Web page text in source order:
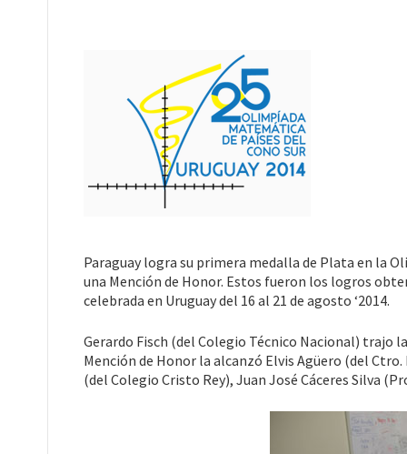
Paraguay logra su primera medalla de Plata en la
una Mención de Honor. Estos fueron los logros
celebrada en Uruguay del 16 al 21 de agosto ‘2014.
Gerardo Fisch (del Colegio Técnico Nacional) trajo
Mención de Honor la alcanzó Elvis Agüero (del
(del Colegio Cristo Rey), Juan José Cáceres Silva